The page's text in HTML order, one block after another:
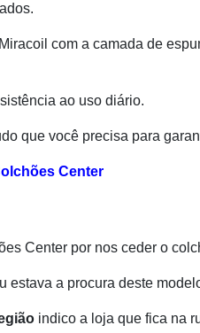
com a camada de
ao uso diário.
que você precisa para
Center
Center por nos ceder o
estava a procura deste
indico a loja que fica na